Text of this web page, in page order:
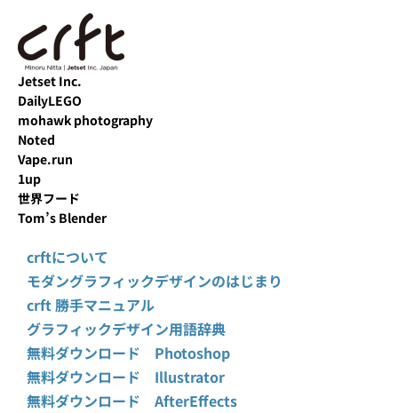
Jetset Inc.
DailyLEGO
mohawk photography
Noted
Vape.run
1up
世界フード
Tom’s Blender
crftについて
モダングラフィックデザインのはじまり
crft 勝手マニュアル
グラフィックデザイン用語辞典
無料ダウンロード Photoshop
無料ダウンロード Illustrator
無料ダウンロード AfterEffects